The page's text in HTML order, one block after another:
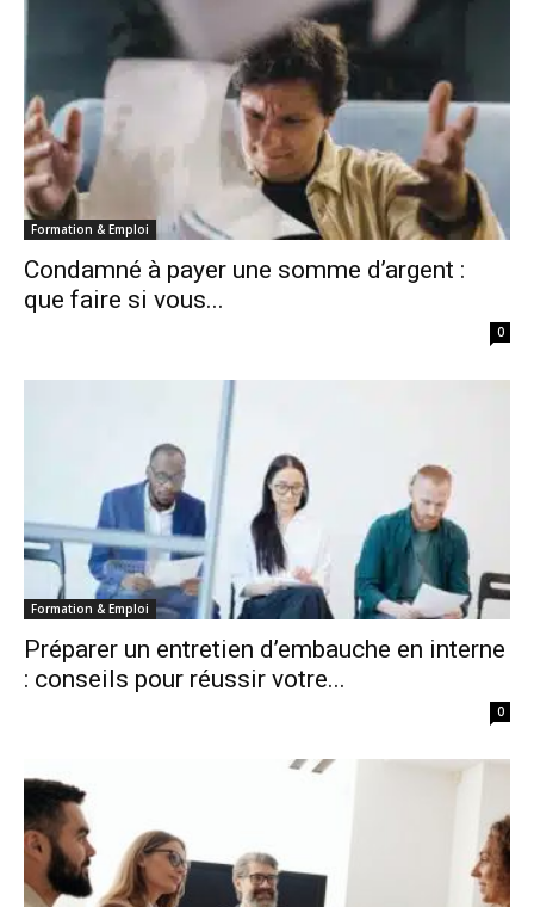
Formation & Emploi
Condamné à payer une somme d’argent :
que faire si vous...
0
Formation & Emploi
Préparer un entretien d’embauche en interne
: conseils pour réussir votre...
0